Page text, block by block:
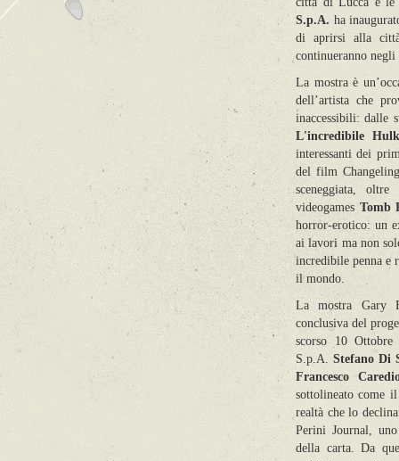
S.p.A. ha
di aprirsi alla
continueranno
La mostra è
dell’artista che
inaccessibili: dalle
L'incredibile
interessanti dei
del film
sceneggiata,
videogames Tomb
horror-erotico: un
ai lavori ma non
incredibile penna e
il mondo.
La mostra Gary
conclusiva del
scorso 10
S.p.A.Stefano Di
Francesco
sottolineato come
realtà che lo
Perini Journal,
della carta. Da